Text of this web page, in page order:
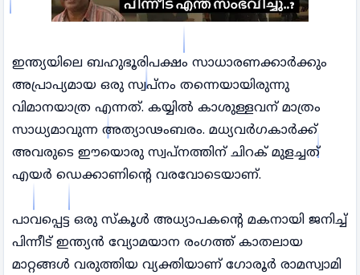
ഇന്ത്യയിലെ ബഹുഭൂരിപക്ഷം സാധാരണക്കാർക്കും
അപ്രാപ്യമായ ഒരു സ്വപ്നം തന്നെയായിരുന്നു
വിമാനയാത്ര എന്നത്. കയ്യിൽ കാശുള്ളവന് മാത്രം
സാധ്യമാവുന്ന അത്യാഢംബരം. മധ്യവർഗകാർക്ക്
അവരുടെ ഈയൊരു സ്വപ്നത്തിന് ചിറക് മുളച്ചത്
എയർ ഡെക്കാണിന്റെ വരവോടെയാണ്.
പാവപ്പെട്ട ഒരു സ്കൂള്‍ അധ്യാപകന്റെ മകനായി ജനിച്ച്
പിന്നീട് ഇന്ത്യൻ വ്യോമയാന രംഗത്ത് കാതലായ
മാറ്റങ്ങൾ വരുത്തിയ വ്യക്തിയാണ് ഗോരൂർ രാമസ്വാമി